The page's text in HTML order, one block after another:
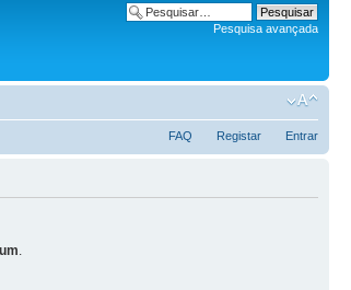
Pesquisa avançada
FAQ Registar Entrar
.